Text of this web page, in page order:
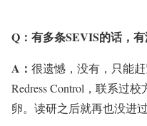
Q： 有多条SEVIS的话，
A： 很遗憾，没有，只能
Redress Control，联系过
卵。读研之后就再也没进